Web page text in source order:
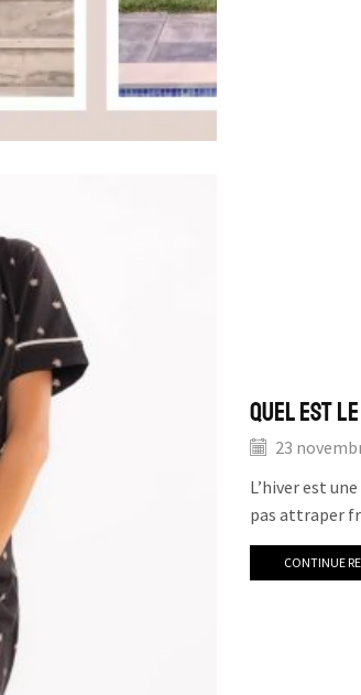
Quel est
23
L’hiver est
pas attraper
CONTINUE